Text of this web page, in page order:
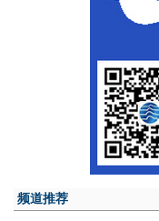
频道推荐